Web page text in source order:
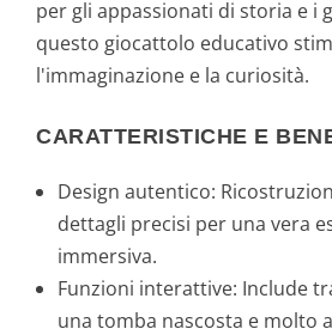
per gli appassionati di storia e i
questo giocattolo educativo
l'immaginazione e la curiosità.
CARATTERISTICHE E
Design autentico:
dettagli precisi per una vera
immersiva.
Funzioni interattive: Include
una tomba nascosta e molto